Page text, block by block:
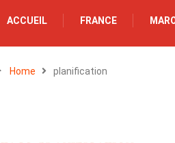
ACCUEIL FRANCE
Home planification